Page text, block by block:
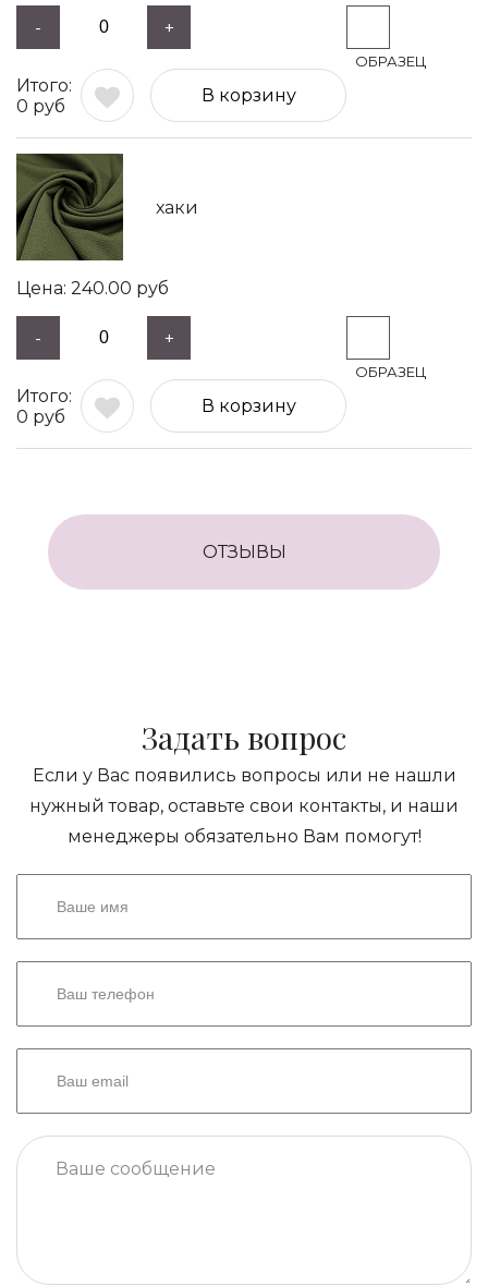
- +
0 руб
В корзину
хаки
240.00 руб
- +
0 руб
В корзину
ОТЗЫВЫ
Задать вопрос
Если у Вас появились вопросы или не нашли
нужный товар, оставьте свои контакты, и наши
менеджеры обязательно Вам помогут!